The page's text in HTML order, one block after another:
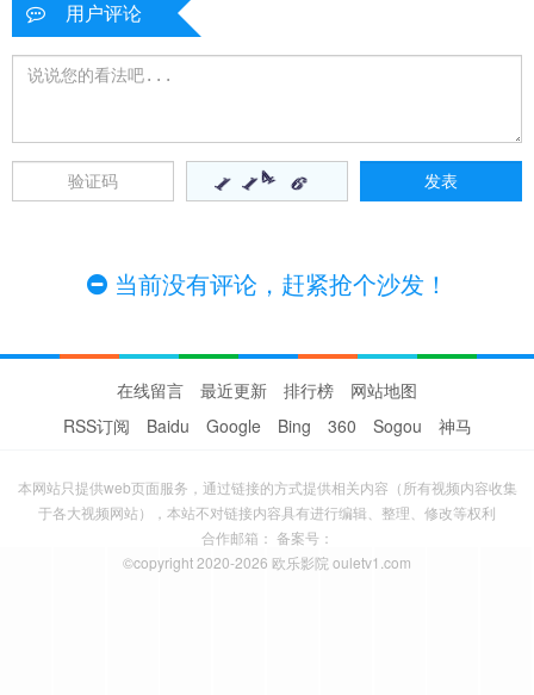
用户评论
当前没有评论，赶紧抢个沙发！
在线留言 最近更新 排行榜
网站地图
RSS订阅
Baidu Google Bing 360 Sogou 神马
本网站只提供web页面服务，通过链接的方式提供相关内容（所有视频内容收集
于各大视频网站），本站不对链接内容具有进行编辑、整理、修改等权利
合作邮箱： 备案号：
©copyright 2020-2026 欧乐影院 ouletv1.com